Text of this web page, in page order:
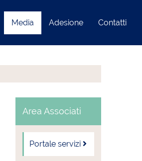
Media Adesione Contatti
Area Associati
Portale servizi